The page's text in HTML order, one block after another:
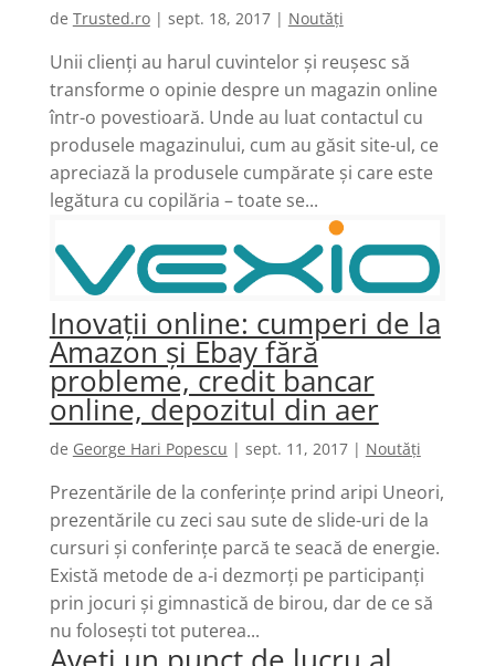
de Trusted.ro| sept. 18, 2017| Noutăți
Unii clienți au harul cuvintelor și reușesc să
transforme o opinie despre un magazin online
într-o povestioară. Unde au luat contactul cu
produsele magazinului, cum au găsit site-ul, ce
apreciază la produsele cumpărate și care este
legătura cu copilăria – toate se...
Inovații online: cumperi de la
Amazon și Ebay fără
probleme, credit bancar
online, depozitul din aer
de George Hari Popescu | sept. 11, 2017| Noutăți
Prezentările de la conferințe prind aripi Uneori,
prezentările cu zeci sau sute de slide-uri de la
cursuri și conferințe parcă te seacă de energie.
Există metode de a-i dezmorți pe participanți
prin jocuri și gimnastică de birou, dar de ce să
nu folosești tot puterea...